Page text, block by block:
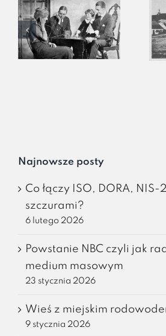
Najnowsze posty
Co łączy ISO, DORA, NIS-
szczurami?
6 lutego 2026
Powstanie NBC czyli jak
medium masowym
23 stycznia 2026
Wieś z miejskim
9 stycznia 2026